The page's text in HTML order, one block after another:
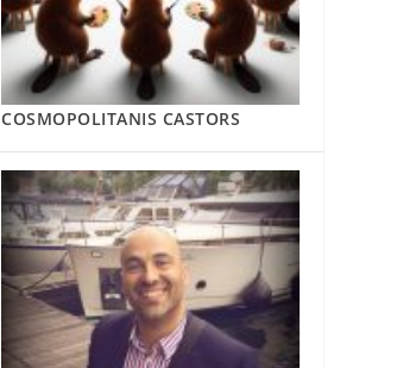
COSMOPOLITANIS CASTORS